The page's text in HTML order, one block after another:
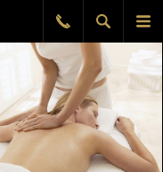
le
Afficher
la
Rappel
gratuit